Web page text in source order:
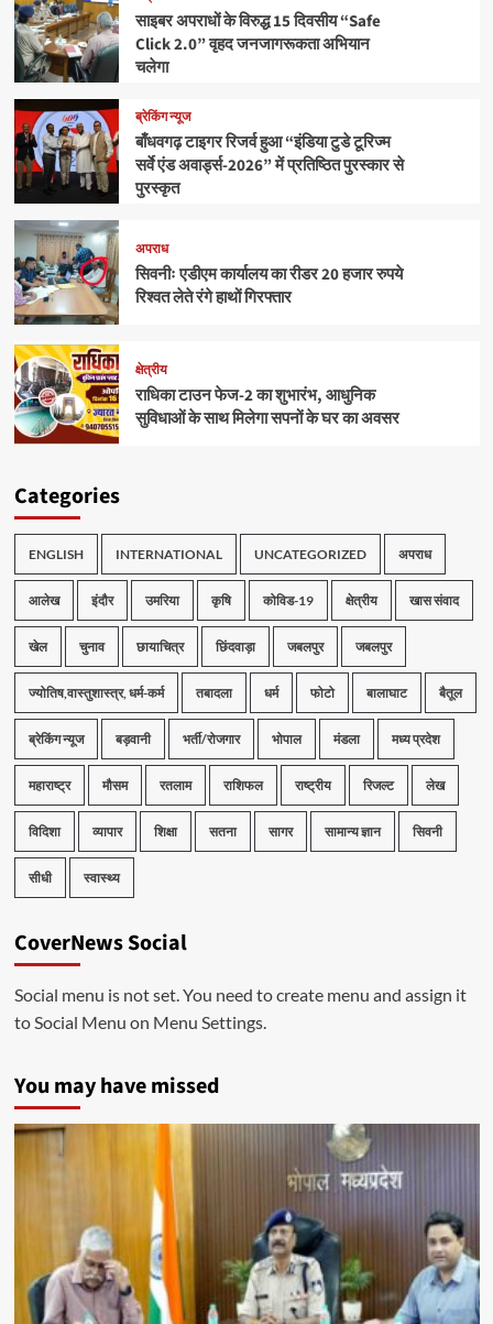
साइबर अपराधों के विरुद्ध 15 दिवसीय “Safe
Click 2.0” वृहद जनजागरूकता अभियान
चलेगा
ब्रेकिंग न्यूज
बाँधवगढ़ टाइगर रिजर्व हुआ “इंडिया टुडे टूरिज्म
सर्वे एंड अवार्ड्स-2026” में प्रतिष्ठित पुरस्कार से
पुरस्कृत
अपराध
सिवनीः एडीएम कार्यालय का रीडर 20 हजार रुपये
रिश्वत लेते रंगे हाथों गिरफ्तार
क्षेत्रीय
राधिका टाउन फेज-2 का शुभारंभ, आधुनिक
सुविधाओं के साथ मिलेगा सपनों के घर का अवसर
Categories
ENGLISH INTERNATIONAL UNCATEGORIZED अपराध
आलेख इंदौर उमरिया कृषि कोविड-19 क्षेत्रीय खास संवाद
खेल चुनाव छायाचित्र छिंदवाड़ा जबलपुर जबलपुर
ज्योतिष,वास्तुशास्त्र, धर्म-कर्म तबादला धर्म फोटो बालाघाट बैतूल
ब्रेकिंग न्यूज बड़वानी भर्ती/रोजगार भोपाल मंडला मध्य प्रदेश
महाराष्ट्र मौसम रतलाम राशिफल राष्ट्रीय रिजल्ट लेख
विदिशा व्यापार शिक्षा सतना सागर सामान्य ज्ञान सिवनी
सीधी स्वास्थ्य
CoverNews Social
Social menu is not set. You need to create menu and assign it
to Social Menu on Menu Settings.
You may have missed